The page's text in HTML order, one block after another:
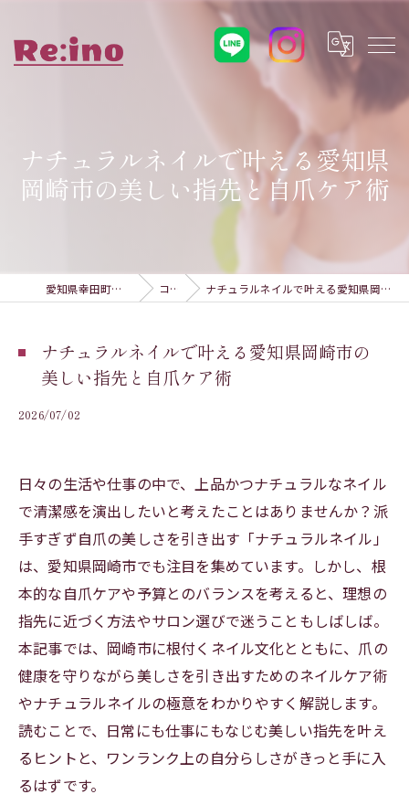
ナチュラルネイルで叶える愛知県
岡崎市の美しい指先と自爪ケア術
愛知県幸田町の脱毛ならRe:ino コラム ナチュラルネイルで叶える愛知県岡崎市の美しい指先と自爪ケア術
ナチュラルネイルで叶える愛知県岡崎市の
美しい指先と自爪ケア術
2026/07/02
日々の生活や仕事の中で、上品かつナチュラルなネイル
で清潔感を演出したいと考えたことはありませんか？派
手すぎず自爪の美しさを引き出す「ナチュラルネイル」
は、愛知県岡崎市でも注目を集めています。しかし、根
本的な自爪ケアや予算とのバランスを考えると、理想の
指先に近づく方法やサロン選びで迷うこともしばしば。
本記事では、岡崎市に根付くネイル文化とともに、爪の
健康を守りながら美しさを引き出すためのネイルケア術
やナチュラルネイルの極意をわかりやすく解説します。
読むことで、日常にも仕事にもなじむ美しい指先を叶え
るヒントと、ワンランク上の自分らしさがきっと手に入
るはずです。